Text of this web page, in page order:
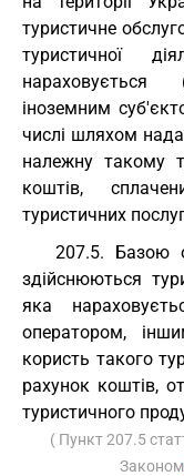
туристичне
туристичної
іноземним
числі шляхом
належну такому
коштів,
туристичних
207.5. Базою
здійснюються
яка
оператором,
користь такого
рахунок коштів,
туристичного
( Пункт 207.5
Законом